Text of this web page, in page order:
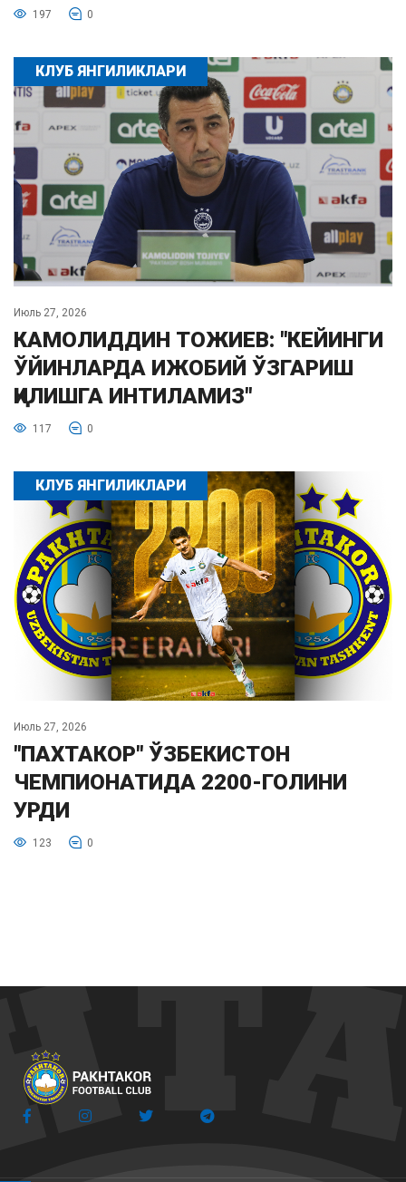
197 0
КЛУБ ЯНГИЛИКЛАРИ
Июль 27, 2026
КАМОЛИДДИН ТОЖИЕВ: "КЕЙИНГИ
ЎЙИНЛАРДА ИЖОБИЙ ЎЗГАРИШ
ҚИЛИШГА ИНТИЛАМИЗ"
117 0
КЛУБ ЯНГИЛИКЛАРИ
Июль 27, 2026
"ПАХТАКОР" ЎЗБЕКИСТОН
ЧЕМПИОНАТИДА 2200-ГОЛИНИ
УРДИ
123 0